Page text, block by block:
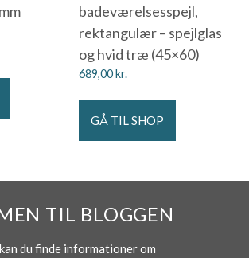
badeværelsesspejl,
rektangulær – spejlglas
og hvid træ (45×60)
689,00kr.
GÅ TIL SHOP
TIL BLOGGEN
du finde informationer om